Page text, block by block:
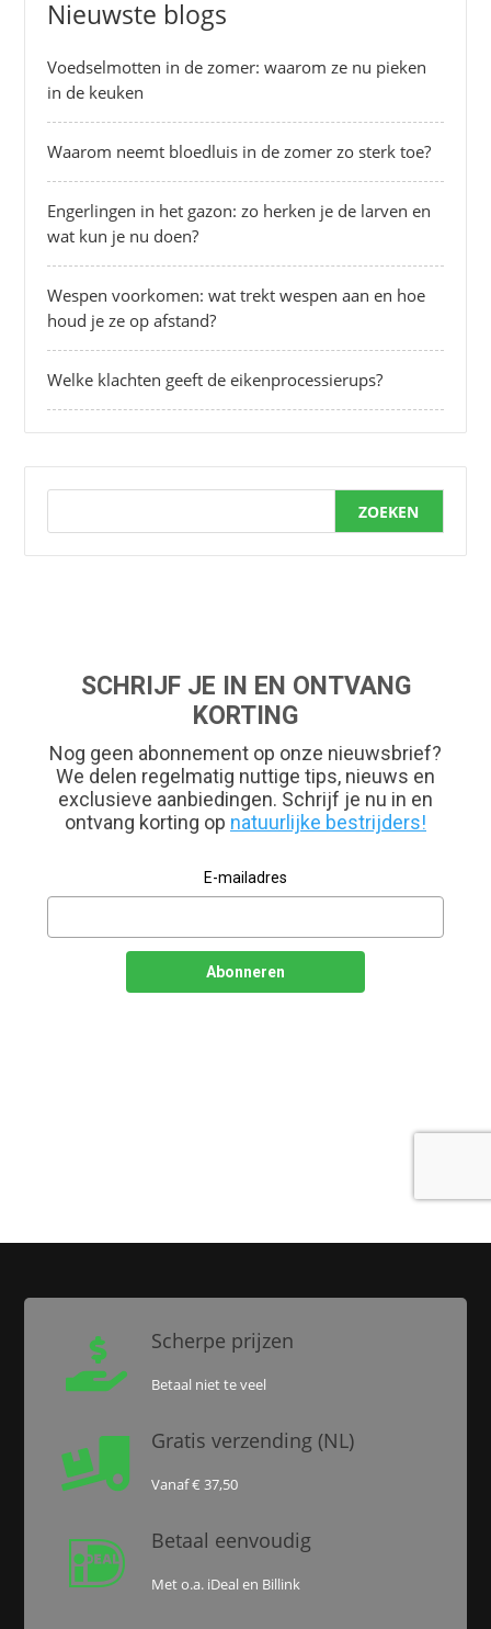
Nieuwste blogs
Voedselmotten in de zomer: waarom ze nu pieken
in de keuken
Waarom neemt bloedluis in de zomer zo sterk toe?
Engerlingen in het gazon: zo herken je de larven en
wat kun je nu doen?
Wespen voorkomen: wat trekt wespen aan en hoe
houd je ze op afstand?
Welke klachten geeft de eikenprocessierups?
ZOEKEN
 Scherpe prijzen
Betaal niet te veel
 Gratis verzending (NL)
Vanaf € 37,50
 Betaal eenvoudig
Met o.a. iDeal en Billink